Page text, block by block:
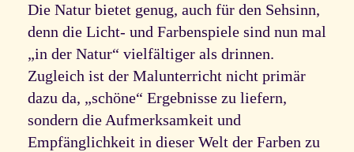
Die Natur bietet genug, auch für den Sehsinn,
denn die Licht- und Farbenspiele sind nun mal
„in der Natur“ vielfältiger als drinnen.
Zugleich ist der Malunterricht nicht primär
dazu da, „schöne“ Ergebnisse zu liefern,
sondern die Aufmerksamkeit und
Empfänglichkeit in dieser Welt der Farben zu